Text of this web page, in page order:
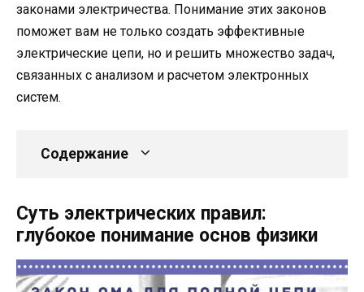
законами электричества. Понимание этих законов
поможет вам не только создать эффективные
электрические цепи, но и решить множество задач,
связанных с анализом и расчетом электронных
систем.
Содержание
Суть электрических правил:
глубокое понимание основ физики